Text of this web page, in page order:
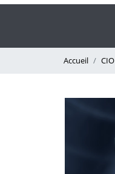
Accueil CIO